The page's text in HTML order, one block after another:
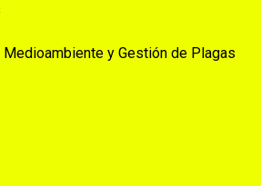
y Gestión de Plagas